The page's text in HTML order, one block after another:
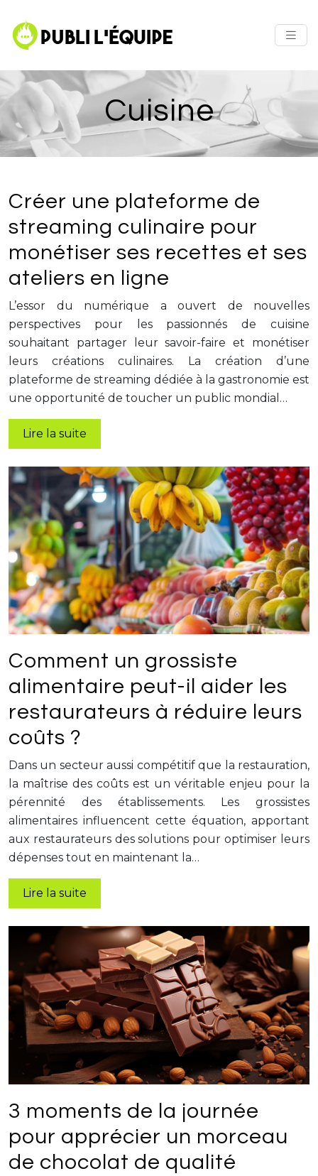
Cuisine
Créer une plateforme de
streaming culinaire pour
monétiser ses recettes et ses
ateliers en ligne
L’essor du numérique a ouvert de nouvelles
perspectives pour les passionnés de cuisine
souhaitant partager leur savoir-faire et monétiser
leurs créations culinaires. La création d’une
plateforme de streaming dédiée à la gastronomie est
une opportunité de toucher un public mondial…
Lire la suite
Comment un grossiste
alimentaire peut-il aider les
restaurateurs à réduire leurs
coûts ?
Dans un secteur aussi compétitif que la restauration,
la maîtrise des coûts est un véritable enjeu pour la
pérennité des établissements. Les grossistes
alimentaires influencent cette équation, apportant
aux restaurateurs des solutions pour optimiser leurs
dépenses tout en maintenant la…
Lire la suite
3 moments de la journée
pour apprécier un morceau
de chocolat de qualité